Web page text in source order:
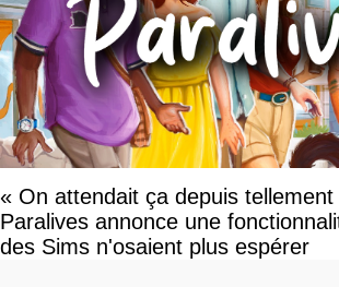
« On attendait ça depuis
Paralives annonce une
des Sims n'osaient plus espérer